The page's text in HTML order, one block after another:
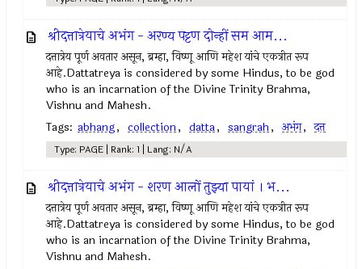
श्रीदत्तात्रेयाचे अभंग - अरण्य पट्टण दोन्हीं सम आम...
दत्तात्रेय पूर्ण अवतार असून, ब्रम्हा, विष्णू आणि महेश यांचे एकत्रीत रूप
आहे.Dattatreya is considered by some Hindus, to be god
who is an incarnation of the Divine Trinity Brahma,
Vishnu and Mahesh.
Tags: abhang, collection, datta, sangrah, अभंग, दत्त
Type: PAGE | Rank: 1 | Lang: N/A
श्रीदत्तात्रेयाचे अभंग - शरण आलों तुझ्या पायां । भ...
दत्तात्रेय पूर्ण अवतार असून, ब्रम्हा, विष्णू आणि महेश यांचे एकत्रीत रूप
आहे.Dattatreya is considered by some Hindus, to be god
who is an incarnation of the Divine Trinity Brahma,
Vishnu and Mahesh.